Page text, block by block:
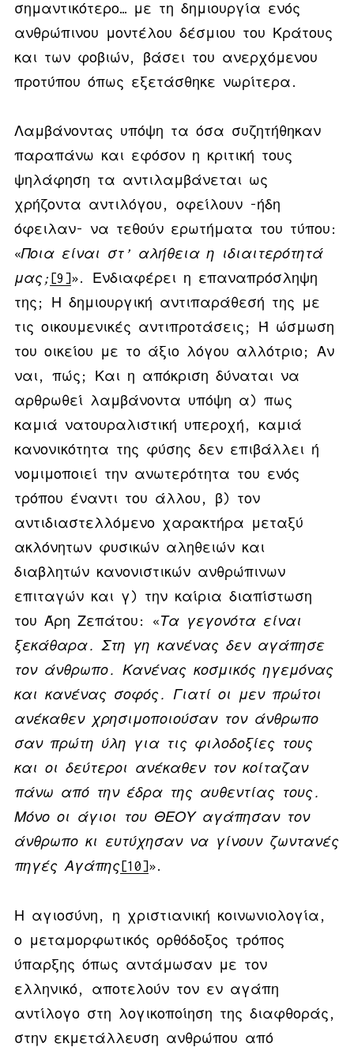
σημαντικότερο… με τη δημιουργία ενός
ανθρώπινου μοντέλου δέσμιου του Κράτους
και των φοβιών, βάσει του ανερχόμενου
προτύπου όπως εξετάσθηκε νωρίτερα.
Λαμβάνοντας υπόψη τα όσα συζητήθηκαν
παραπάνω και εφόσον η κριτική τους
ψηλάφηση τα αντιλαμβάνεται ως
χρήζοντα αντιλόγου, οφείλουν -ήδη
όφειλαν- να τεθούν ερωτήματα του τύπου:
«Ποια είναι στ’ αλήθεια η ιδιαιτερότητά
μας; [9]». Ενδιαφέρει η επαναπρόσληψη
της; Η δημιουργική αντιπαράθεσή της με
τις οικουμενικές αντιπροτάσεις; Ή ώσμωση
του οικείου με το άξιο λόγου αλλότριο; Αν
ναι, πώς; Και η απόκριση δύναται να
αρθρωθεί λαμβάνοντα υπόψη α) πως
καμιά νατουραλιστική υπεροχή, καμιά
κανονικότητα της φύσης δεν επιβάλλει ή
νομιμοποιεί την ανωτερότητα του ενός
τρόπου έναντι του άλλου, β) τον
αντιδιαστελλόμενο χαρακτήρα μεταξύ
ακλόνητων φυσικών αληθειών και
διαβλητών κανονιστικών ανθρώπινων
επιταγών και γ) την καίρια διαπίστωση
του Άρη Ζεπάτου: «Τα γεγονότα είναι
ξεκάθαρα. Στη γη κανένας δεν αγάπησε
τον άνθρωπο. Κανένας κοσμικός ηγεμόνας
και κανένας σοφός. Γιατί οι μεν πρώτοι
ανέκαθεν χρησιμοποιούσαν τον άνθρωπο
σαν πρώτη ύλη για τις φιλοδοξίες τους
και οι δεύτεροι ανέκαθεν τον κοίταζαν
πάνω από την έδρα της αυθεντίας τους.
Μόνο οι άγιοι του ΘΕΟΥ αγάπησαν τον
άνθρωπο κι ευτύχησαν να γίνουν ζωντανές
πηγές Αγάπης [10]».
Η αγιοσύνη, η χριστιανική κοινωνιολογία,
ο μεταμορφωτικός ορθόδοξος τρόπος
ύπαρξης όπως αντάμωσαν με τον
ελληνικό, αποτελούν τον εν αγάπη
αντίλογο στη λογικοποίηση της διαφθοράς,
στην εκμετάλλευση ανθρώπου από